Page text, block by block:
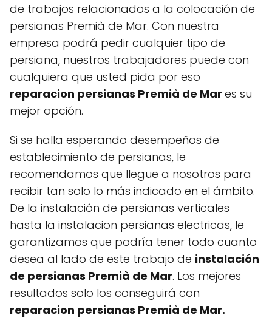
de trabajos relacionados a la colocación de
persianas Premià de Mar. Con nuestra
empresa podrá pedir cualquier tipo de
persiana, nuestros trabajadores puede con
cualquiera que usted pida por eso
reparacion persianas Premià de Mar es su
mejor opción.
Si se halla esperando desempeños de
establecimiento de persianas, le
recomendamos que llegue a nosotros para
recibir tan solo lo más indicado en el ámbito.
De la instalación de persianas verticales
hasta la instalacion persianas electricas, le
garantizamos que podría tener todo cuanto
desea al lado de este trabajo de instalación
de persianas Premià de Mar. Los mejores
resultados solo los conseguirá con
reparacion persianas Premià de Mar.